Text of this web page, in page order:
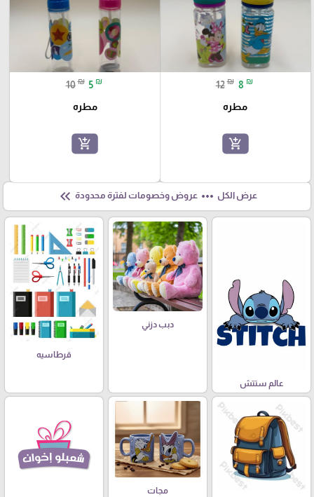
12 ₪ 8 ₪
مطره
add_shopping_cart
10 ₪ 5 ₪
مطره
add_shopping_cart
عرض الكل more_horiz عروض وخصومات لفترة محدودة keyboard_double_arrow_left
عالم ستتش
دبب دزني
قرطاسيه
مجات